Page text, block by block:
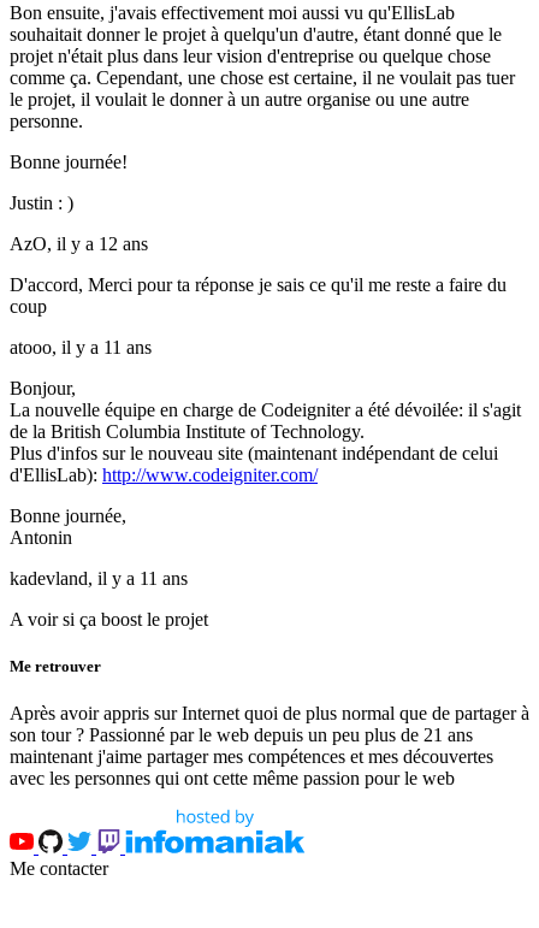
Bon ensuite, j'avais effectivement moi aussi vu qu'EllisLab
souhaitait donner le projet à quelqu'un d'autre, étant donné que le
projet n'était plus dans leur vision d'entreprise ou quelque chose
comme ça. Cependant, une chose est certaine, il ne voulait pas tuer
le projet, il voulait le donner à un autre organise ou une autre
personne.
Bonne journée!
Justin : )
AzO, il y a 12 ans
D'accord, Merci pour ta réponse je sais ce qu'il me reste a faire du
coup
atooo, il y a 11 ans
Bonjour,
La nouvelle équipe en charge de Codeigniter a été dévoilée: il s'agit
de la British Columbia Institute of Technology.
Plus d'infos sur le nouveau site (maintenant indépendant de celui
d'EllisLab): http://www.codeigniter.com/
Bonne journée,
Antonin
kadevland, il y a 11 ans
A voir si ça boost le projet
Me retrouver
Après avoir appris sur Internet quoi de plus normal que de partager à
son tour ? Passionné par le web depuis un peu plus de 21 ans
maintenant j'aime partager mes compétences et mes découvertes
avec les personnes qui ont cette même passion pour le web
Me contacter